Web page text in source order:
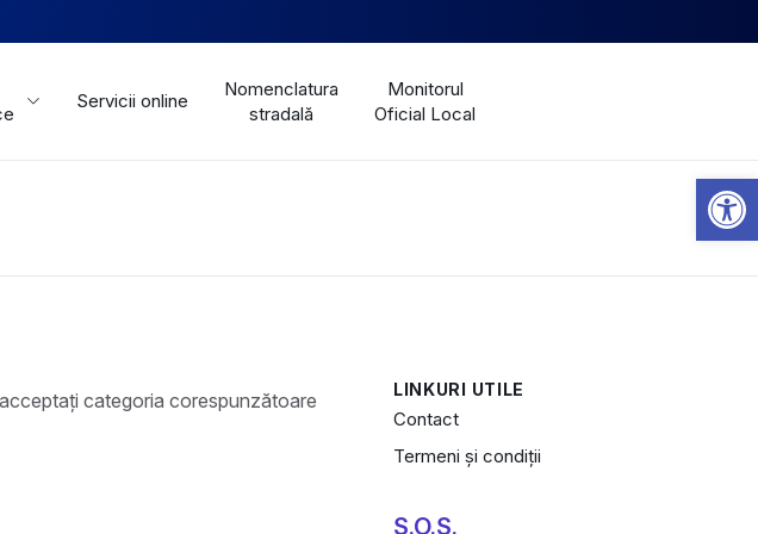
Servicii online
Nomenclatura
stradală
Monitorul
Oficial Local
LINKURI UTILE
Contact
Termeni și condiții
S.O.S.